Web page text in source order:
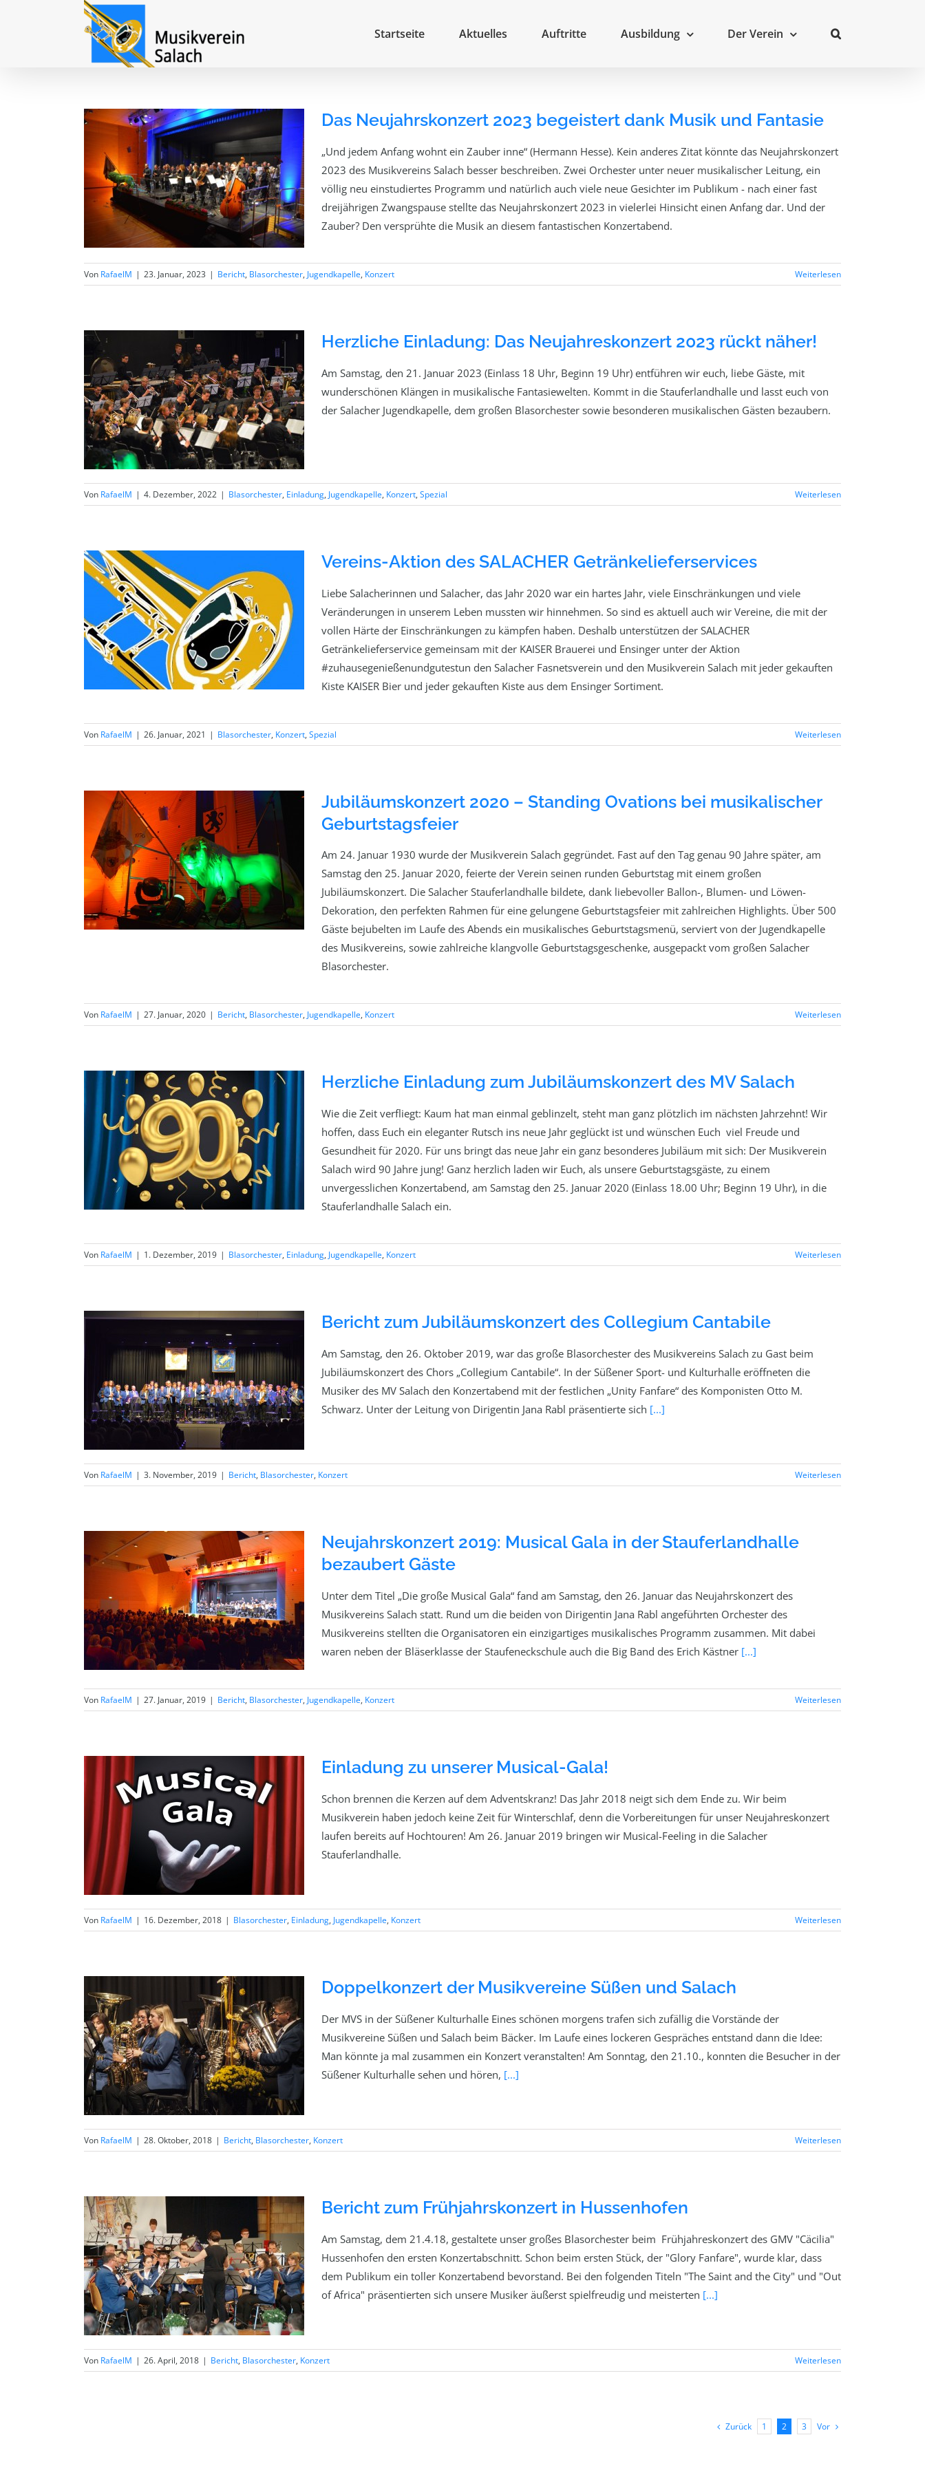
Startseite Aktuelles Auftritte Ausbildung Der Verein
Das Neujahrskonzert 2023 begeistert dank Musik und Fantasie
„Und jedem Anfang wohnt ein Zauber inne“ (Hermann Hesse). Kein anderes Zitat könnte das Neujahrskonzert
2023 des Musikvereins Salach besser beschreiben. Zwei Orchester unter neuer musikalischer Leitung, ein
völlig neu einstudiertes Programm und natürlich auch viele neue Gesichter im Publikum - nach einer fast
dreijährigen Zwangspause stellte das Neujahrskonzert 2023 in vielerlei Hinsicht einen Anfang dar. Und der
Zauber? Den versprühte die Musik an diesem fantastischen Konzertabend.
Von RafaelM | 23. Januar, 2023 | Bericht, Blasorchester, Jugendkapelle, Konzert Weiterlesen
Herzliche Einladung: Das Neujahreskonzert 2023 rückt näher!
Am Samstag, den 21. Januar 2023 (Einlass 18 Uhr, Beginn 19 Uhr) entführen wir euch, liebe Gäste, mit
wunderschönen Klängen in musikalische Fantasiewelten. Kommt in die Stauferlandhalle und lasst euch von
der Salacher Jugendkapelle, dem großen Blasorchester sowie besonderen musikalischen Gästen bezaubern.
Von RafaelM | 4. Dezember, 2022 | Blasorchester, Einladung, Jugendkapelle, Konzert, Spezial Weiterlesen
Vereins-Aktion des SALACHER Getränkelieferservices
Liebe Salacherinnen und Salacher, das Jahr 2020 war ein hartes Jahr, viele Einschränkungen und viele
Veränderungen in unserem Leben mussten wir hinnehmen. So sind es aktuell auch wir Vereine, die mit der
vollen Härte der Einschränkungen zu kämpfen haben. Deshalb unterstützen der SALACHER
Getränkelieferservice gemeinsam mit der KAISER Brauerei und Ensinger unter der Aktion
#zuhausegenießenundgutestun den Salacher Fasnetsverein und den Musikverein Salach mit jeder gekauften
Kiste KAISER Bier und jeder gekauften Kiste aus dem Ensinger Sortiment.
Von RafaelM | 26. Januar, 2021 | Blasorchester, Konzert, Spezial Weiterlesen
Jubiläumskonzert 2020 – Standing Ovations bei musikalischer
Geburtstagsfeier
Am 24. Januar 1930 wurde der Musikverein Salach gegründet. Fast auf den Tag genau 90 Jahre später, am
Samstag den 25. Januar 2020, feierte der Verein seinen runden Geburtstag mit einem großen
Jubiläumskonzert. Die Salacher Stauferlandhalle bildete, dank liebevoller Ballon-, Blumen- und Löwen-
Dekoration, den perfekten Rahmen für eine gelungene Geburtstagsfeier mit zahlreichen Highlights. Über 500
Gäste bejubelten im Laufe des Abends ein musikalisches Geburtstagsmenü, serviert von der Jugendkapelle
des Musikvereins, sowie zahlreiche klangvolle Geburtstagsgeschenke, ausgepackt vom großen Salacher
Blasorchester.
Von RafaelM | 27. Januar, 2020 | Bericht, Blasorchester, Jugendkapelle, Konzert Weiterlesen
Herzliche Einladung zum Jubiläumskonzert des MV Salach
Wie die Zeit verfliegt: Kaum hat man einmal geblinzelt, steht man ganz plötzlich im nächsten Jahrzehnt! Wir
hoffen, dass Euch ein eleganter Rutsch ins neue Jahr geglückt ist und wünschen Euch viel Freude und
Gesundheit für 2020. Für uns bringt das neue Jahr ein ganz besonderes Jubiläum mit sich: Der Musikverein
Salach wird 90 Jahre jung! Ganz herzlich laden wir Euch, als unsere Geburtstagsgäste, zu einem
unvergesslichen Konzertabend, am Samstag den 25. Januar 2020 (Einlass 18.00 Uhr; Beginn 19 Uhr), in die
Stauferlandhalle Salach ein.
Von RafaelM | 1. Dezember, 2019 | Blasorchester, Einladung, Jugendkapelle, Konzert Weiterlesen
Bericht zum Jubiläumskonzert des Collegium Cantabile
Am Samstag, den 26. Oktober 2019, war das große Blasorchester des Musikvereins Salach zu Gast beim
Jubiläumskonzert des Chors „Collegium Cantabile“. In der Süßener Sport- und Kulturhalle eröffneten die
Musiker des MV Salach den Konzertabend mit der festlichen „Unity Fanfare“ des Komponisten Otto M.
Schwarz. Unter der Leitung von Dirigentin Jana Rabl präsentierte sich [...]
Von RafaelM | 3. November, 2019 | Bericht, Blasorchester, Konzert Weiterlesen
Neujahrskonzert 2019: Musical Gala in der Stauferlandhalle
bezaubert Gäste
Unter dem Titel „Die große Musical Gala“ fand am Samstag, den 26. Januar das Neujahrskonzert des
Musikvereins Salach statt. Rund um die beiden von Dirigentin Jana Rabl angeführten Orchester des
Musikvereins stellten die Organisatoren ein einzigartiges musikalisches Programm zusammen. Mit dabei
waren neben der Bläserklasse der Staufeneckschule auch die Big Band des Erich Kästner [...]
Von RafaelM | 27. Januar, 2019 | Bericht, Blasorchester, Jugendkapelle, Konzert Weiterlesen
Einladung zu unserer Musical-Gala!
Schon brennen die Kerzen auf dem Adventskranz! Das Jahr 2018 neigt sich dem Ende zu. Wir beim
Musikverein haben jedoch keine Zeit für Winterschlaf, denn die Vorbereitungen für unser Neujahreskonzert
laufen bereits auf Hochtouren! Am 26. Januar 2019 bringen wir Musical-Feeling in die Salacher
Stauferlandhalle.
Von RafaelM | 16. Dezember, 2018 | Blasorchester, Einladung, Jugendkapelle, Konzert Weiterlesen
Doppelkonzert der Musikvereine Süßen und Salach
Der MVS in der Süßener Kulturhalle Eines schönen morgens trafen sich zufällig die Vorstände der
Musikvereine Süßen und Salach beim Bäcker. Im Laufe eines lockeren Gespräches entstand dann die Idee:
Man könnte ja mal zusammen ein Konzert veranstalten! Am Sonntag, den 21.10., konnten die Besucher in der
Süßener Kulturhalle sehen und hören, [...]
Von RafaelM | 28. Oktober, 2018 | Bericht, Blasorchester, Konzert Weiterlesen
Bericht zum Frühjahrskonzert in Hussenhofen
Am Samstag, dem 21.4.18, gestaltete unser großes Blasorchester beim Frühjahreskonzert des GMV "Cäcilia"
Hussenhofen den ersten Konzertabschnitt. Schon beim ersten Stück, der "Glory Fanfare", wurde klar, dass
dem Publikum ein toller Konzertabend bevorstand. Bei den folgenden Titeln "The Saint and the City" und "Out
of Africa" präsentierten sich unsere Musiker äußerst spielfreudig und meisterten [...]
Von RafaelM | 26. April, 2018 | Bericht, Blasorchester, Konzert Weiterlesen
Zurück 1 2 3 Vor